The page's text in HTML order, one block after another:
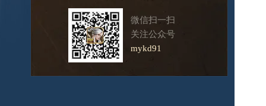
微信扫一扫
关注公众号
mykd91